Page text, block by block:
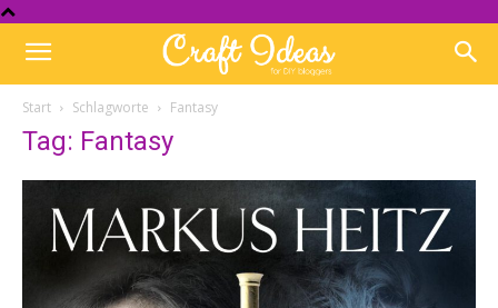
Start Schlagworte Fantasy
Tag: Fantasy